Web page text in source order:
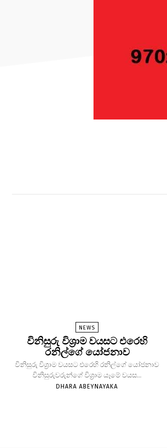
NEWS
විනිසුරු විශ්‍රාම වයසට එරෙහි
රනිල්ගේ යෝජනාව
විනිසුරු විශ්‍රාම වයසට එරෙහි රනිල්ගේ යෝජනාව
විනිසුරුවරුන්ගේ විශ්‍රාම යෑමේ වයස...
DHARA ABEYNAYAKA